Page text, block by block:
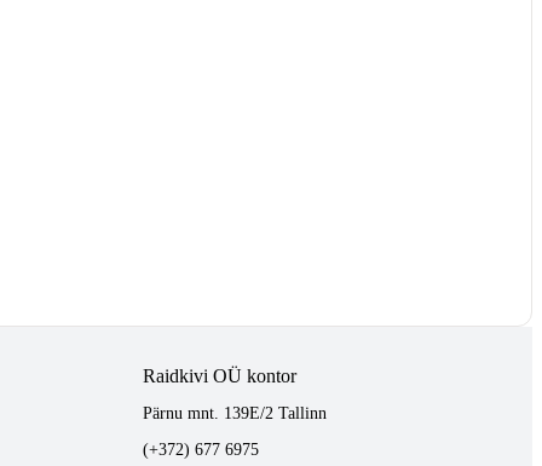
Raidkivi OÜ kontor
Pärnu mnt. 139E/2 Tallinn
(+372) 677 6975